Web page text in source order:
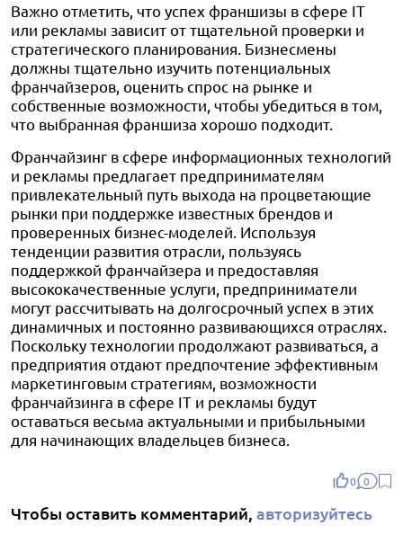
Важно отметить, что успех франшизы в сфере IT
или рекламы зависит от тщательной проверки и
стратегического планирования. Бизнесмены
должны тщательно изучить потенциальных
франчайзеров, оценить спрос на рынке и
собственные возможности, чтобы убедиться в том,
что выбранная франшиза хорошо подходит.
Франчайзинг в сфере информационных технологий
и рекламы предлагает предпринимателям
привлекательный путь выхода на процветающие
рынки при поддержке известных брендов и
проверенных бизнес-моделей. Используя
тенденции развития отрасли, пользуясь
поддержкой франчайзера и предоставляя
высококачественные услуги, предприниматели
могут рассчитывать на долгосрочный успех в этих
динамичных и постоянно развивающихся отраслях.
Поскольку технологии продолжают развиваться, а
предприятия отдают предпочтение эффективным
маркетинговым стратегиям, возможности
франчайзинга в сфере IT и рекламы будут
оставаться весьма актуальными и прибыльными
для начинающих владельцев бизнеса.
0 0
Чтобы оставить комментарий, авторизуйтесь